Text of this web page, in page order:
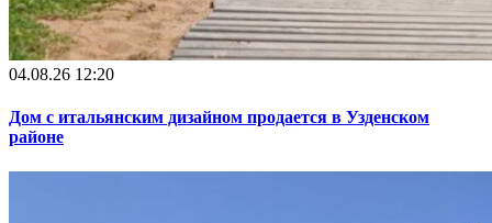
04.08.26 12:20
Дом с итальянским дизайном продается в Узденском
районе